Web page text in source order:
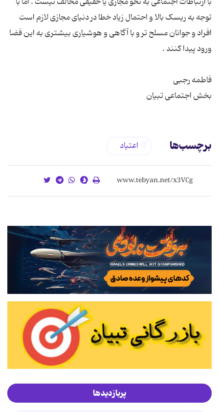
توجه به ریسک بالا و احتمال زیاد خطا در دنیای مجازی لازم است
افراد و جوانان مسلح تر و با آگاهی و هوشیاری بیشتری به این فضا
بخش اجتماعی تبیان
برچسب‌ها اعتیاد
پربازدیدها